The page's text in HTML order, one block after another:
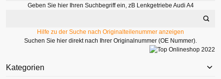
Geben Sie hier Ihren Suchbegriff ein, zB Lenkgetriebe Audi A4
Hilfe zu der Suche nach Originalteilenummer anzeigen
Suchen Sie hier direkt nach Ihrer Originalnummer (OE Nummer).
Kategorien